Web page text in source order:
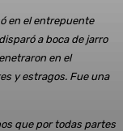
en el entrepuente
a boca de jarro
en el
y estragos. Fue una
que por todas partes